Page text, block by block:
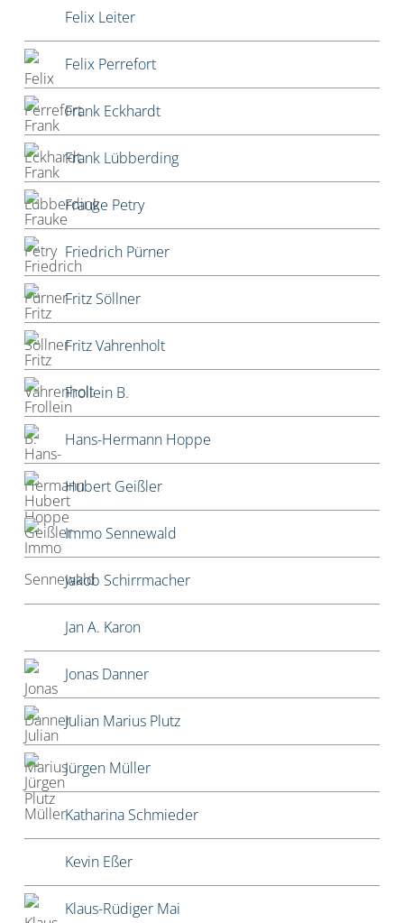
Felix Leiter
Felix Perrefort
Frank Eckhardt
Frank Lübberding
Frauke Petry
Friedrich Pürner
Fritz Söllner
Fritz Vahrenholt
Frollein B.
Hans-Hermann Hoppe
Hubert Geißler
Immo Sennewald
Jakob Schirrmacher
Jan A. Karon
Jonas Danner
Julian Marius Plutz
Jürgen Müller
Katharina Schmieder
Kevin Eßer
Klaus-Rüdiger Mai